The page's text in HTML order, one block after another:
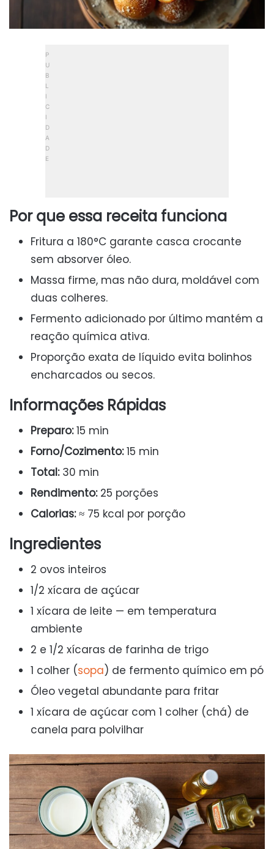
Por que essa receita funciona
Fritura a 180°C garante casca crocante
sem absorver óleo.
Massa firme, mas não dura, moldável com
duas colheres.
Fermento adicionado por último mantém a
reação química ativa.
Proporção exata de líquido evita bolinhos
encharcados ou secos.
Informações Rápidas
Preparo:15 min
Forno/Cozimento:15 min
Total:30 min
Rendimento:25 porções
Calorias:≈ 75 kcal por porção
Ingredientes
2 ovos inteiros
1/2 xícara de açúcar
1 xícara de leite — em temperatura
ambiente
2 e 1/2 xícaras de farinha de trigo
1 colher (sopa) de fermento químico em pó
Óleo vegetal abundante para fritar
1 xícara de açúcar com 1 colher (chá) de
canela para polvilhar